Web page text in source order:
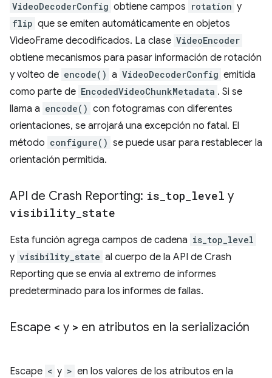
VideoDecoderConfig obtiene campos rotation y
flip que se emiten automáticamente en objetos
VideoFrame decodificados. La clase VideoEncoder
obtiene mecanismos para pasar información de rotación
y volteo de encode() a VideoDecoderConfig emitida
como parte de EncodedVideoChunkMetadata . Si se
llama a encode() con fotogramas con diferentes
orientaciones, se arrojará una excepción no fatal. El
método configure() se puede usar para restablecer la
orientación permitida.
API de Crash Reporting: is top level y
visibility state
Esta función agrega campos de cadena is_top_level
y visibility_state al cuerpo de la API de Crash
Reporting que se envía al extremo de informes
predeterminado para los informes de fallas.
Escape < y > en atributos en la serialización
Escape < y > en los valores de los atributos en la